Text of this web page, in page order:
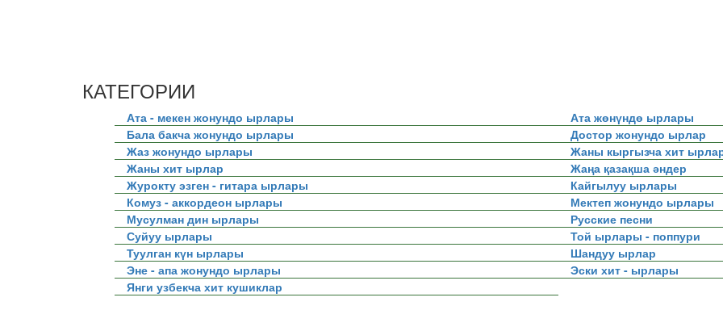
КАТЕГОРИИ
Ата - мекен жонундо ырлары
Ата жөнүндө ырлары
Бала бакча жонундо ырлары
Достор жонундо ырлар
Жаз жонундо ырлары
Жаны кыргызча хит
Жаны хит ырлар
Жаңа қазақша әндер
Журокту эзген - гитара ырлары
Кайгылуу ырлары
Комуз - аккордеон ырлары
Мектеп жонундо ырлары
Мусулман дин ырлары
Русские песни
Суйуу ырлары
Той ырлары - поппури
Туулган күн ырлары
Шандуу ырлар
Эне - апа жонундо ырлары
Эски хит - ырлары
Янги узбекча хит кушиклар